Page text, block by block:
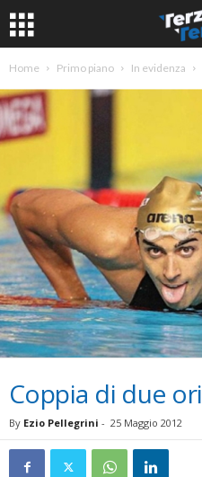
Home Primo piano In evidenza
Coppia di due ori
By Ezio Pellegrini - 25 Maggio 2012